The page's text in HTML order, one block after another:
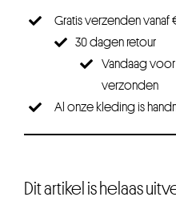
Gratis verzenden vanaf
30 dagen retour
Vandaag
verzonden
Al onze kleding is
Dit artikel is helaas